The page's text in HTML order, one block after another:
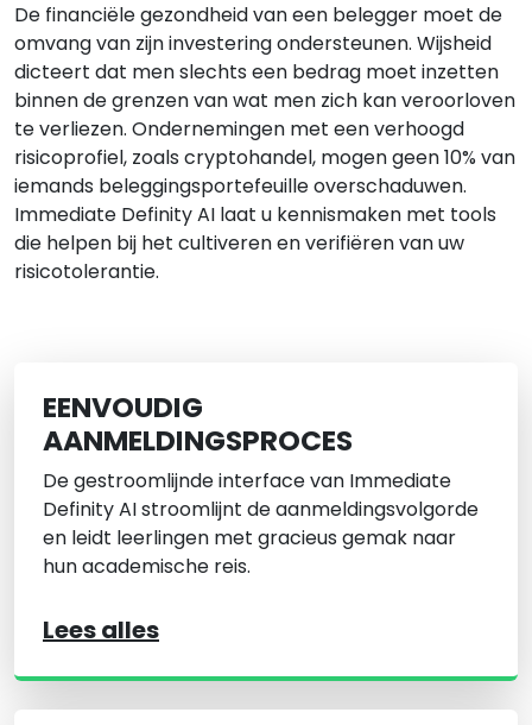
De financiële gezondheid van een belegger moet de
omvang van zijn investering ondersteunen. Wijsheid
dicteert dat men slechts een bedrag moet inzetten
binnen de grenzen van wat men zich kan veroorloven
te verliezen. Ondernemingen met een verhoogd
risicoprofiel, zoals cryptohandel, mogen geen 10% van
iemands beleggingsportefeuille overschaduwen.
Immediate Definity AI laat u kennismaken met tools
die helpen bij het cultiveren en verifiëren van uw
risicotolerantie.
EENVOUDIG
AANMELDINGSPROCES
De gestroomlijnde interface van Immediate
Definity AI stroomlijnt de aanmeldingsvolgorde
en leidt leerlingen met gracieus gemak naar
hun academische reis.
Lees alles